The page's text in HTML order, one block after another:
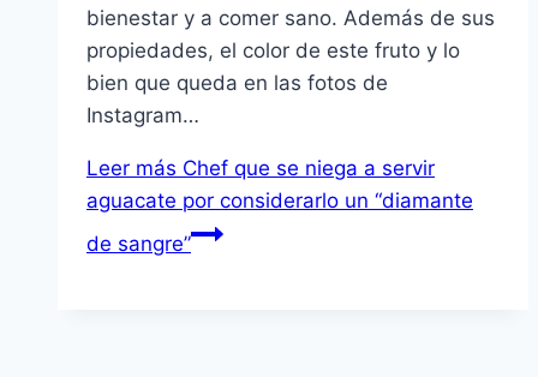
bienestar y a comer sano. Además de sus
propiedades, el color de este fruto y lo
bien que queda en las fotos de
Instagram…
Leer más Chef que se niega a servir
aguacate por considerarlo un “diamante
de sangre”